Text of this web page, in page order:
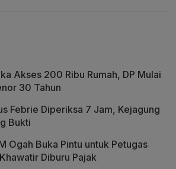
Akses 200 Ribu Rumah, DP Mulai
30 Tahun
Febrie Diperiksa 7 Jam, Kejagung
Bukti
Ogah Buka Pintu untuk Petugas
Diburu Pajak